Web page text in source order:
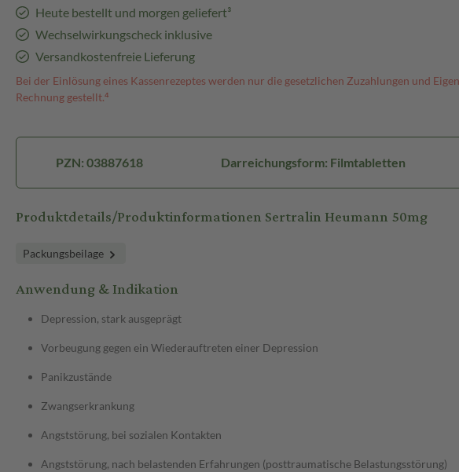
Heute bestellt und morgen geliefert³
Wechselwirkungscheck inklusive
Versandkostenfreie Lieferung
Bei der Einlösung eines Kassenrezeptes werden nur die gesetzlichen Zuzahlungen und
Rechnung gestellt.⁴
PZN: 03887618 Darreichungsform: Filmtabletten
Produktdetails/Produktinformationen Sertralin Heumann 50mg
Packungsbeilage
Anwendung & Indikation
Depression, stark ausgeprägt
Vorbeugung gegen ein Wiederauftreten einer Depression
Panikzustände
Zwangserkrankung
Angststörung, bei sozialen Kontakten
Angststörung, nach belastenden Erfahrungen (posttraumatische Belastungsstörung)